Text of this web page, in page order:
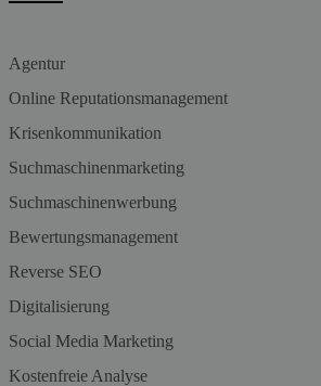
Agentur
Online Reputationsmanagement
Krisenkommunikation
Suchmaschinenmarketing
Suchmaschinenwerbung
Bewertungsmanagement
Reverse SEO
Digitalisierung
Social Media Marketing
Kostenfreie Analyse